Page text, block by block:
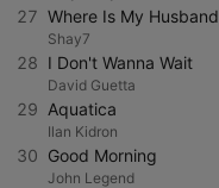
27 Where Is My Husband
Shay7
28 I Don't Wanna Wait
David Guetta
29 Aquatica
Ilan Kidron
30 Good Morning
John Legend